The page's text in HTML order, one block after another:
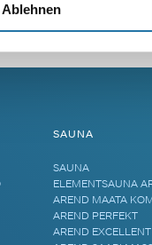
Ablehnen
SAUNA
SAUNA
ELEMENTSAUNA
AREND MAATA
AREND PERFEKT
AREND EXCELLENT